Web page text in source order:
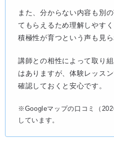
また、分からない内容も別
てもらえるため理解しやす
積極性が育つという声も見ら
講師との相性によって取り
はありますが、体験レッス
確認しておくと安心です。
※Googleマップの口コミ（
しています。